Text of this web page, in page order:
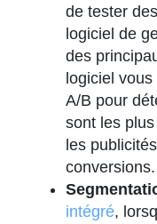
de tester
logiciel de
des
logiciel
A/B pour
sont les
les
conversions.
intégré,